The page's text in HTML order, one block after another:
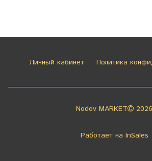
Личный кабинет Политика
Nodov MARKET 2026
Работает на InSales